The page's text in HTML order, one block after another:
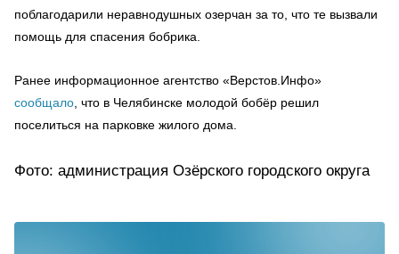
поблагодарили неравнодушных озерчан за то, что те вызвали
помощь для спасения бобрика.
Ранее информационное агентство «Верстов.Инфо»
сообщало, что в Челябинске молодой бобёр решил
поселиться на парковке жилого дома.
Фото: администрация Озёрского городского округа